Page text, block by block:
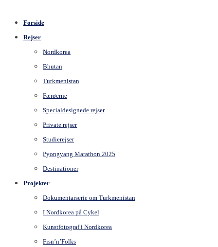
Forside
Rejser
Nordkorea
Bhutan
Turkmenistan
Færøerne
Specialdesignede rejser
Private rejser
Studierejser
Pyongyang Marathon 2025
Destinationer
Projekter
Dokumentarserie om Turkmenistan
I Nordkorea på Cykel
Kunstfotograf i Nordkorea
Fisn’n’Folks